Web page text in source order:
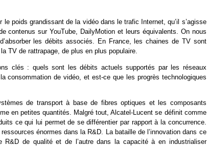
poids grandissant de la vidéo dans le trafic Internet, qu’il s’agisse
contenus sur YouTube, DailyMotion et leurs équivalents. On nous
les débits associés. En France, les chaines de TV sont
TV de rattrapage, de plus en plus populaire.
clés : quels sont les débits actuels supportés par les réseaux
consommation de vidéo, et est-ce que les progrès technologiques
de transport à base de fibres optiques et les composants
en petites quantités. Malgré tout, Alcatel-Lucent se définit comme
ce qui lui permet de se différentier par rapport à la concurrence.
énormes dans la R&D. La bataille de l’innovation dans ce
R&D de qualité et de l’autre dans la capacité à en industrialiser